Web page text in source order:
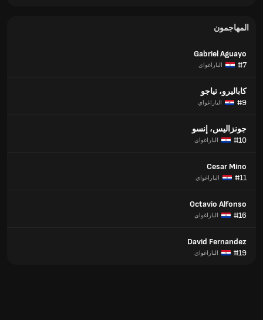
المهاجمون
Gabriel Aguayo
#7
الباراغواي
كاباليرو، تياجو
#9
الباراغواي
جونزاليس، إنسو
#10
الباراغواي
Cesar Mino
#11
الباراغواي
Octavio Alfonso
#16
الباراغواي
David Fernandez
#19
الباراغواي